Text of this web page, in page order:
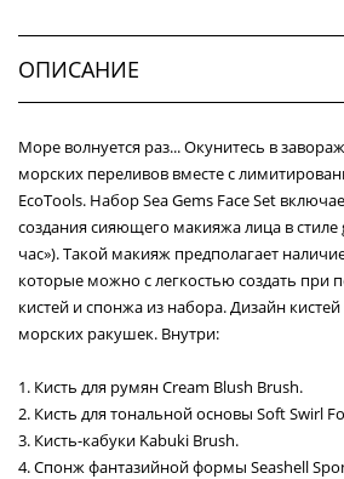
ОПИСАНИЕ
Море волнуется раз... Окунитесь в
морских переливов вместе с
EcoTools. Набор Sea Gems Face Set
создания сияющего макияжа лица в стиле
час»). Такой макияж предполагает
которые можно с легкостью создать при
кистей и спонжа из набора. Дизайн
морских ракушек. Внутри:
1. Кисть для румян Cream Blush Brush.
2. Кисть для тональной основы Soft Swirl
3. Кисть-кабуки Kabuki Brush.
4. Спонж фантазийной формы Seashell